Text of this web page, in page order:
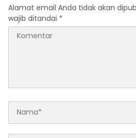
Alamat email Anda tidak akan
wajib ditandai *